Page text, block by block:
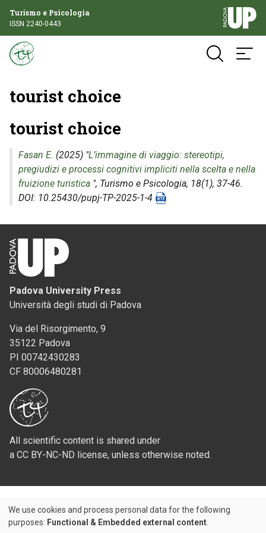
Turismo e Psicologia
ISSN 2240-0443
tourist choice
tourist choice
Fasan E. (2025) "L’immagine di viaggio: stereotipi,
pregiudizi e processi cognitivi impliciti nella scelta e nella
fruizione turistica ", Turismo e Psicologia, 18(1), 37-46.
DOI: 10.25430/pupj-TP-2025-1-4
Padova University Press
Università degli studi di Padova
Via del Risorgimento, 9
35122 Padova
PI 00742430283
CF 80006480281
All scientific content is shared under
a CC BY-NC-ND license, unless otherwise noted.
Use
We use cookies and process personal data for the following
purposes: Functional & Embedded external content